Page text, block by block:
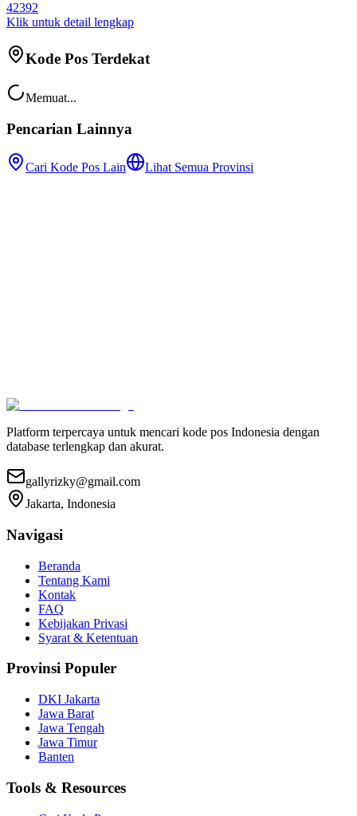
42392
Klik untuk detail lengkap
Kode Pos Terdekat
Memuat...
Pencarian Lainnya
Cari Kode Pos Lain Lihat Semua Provinsi
Platform terpercaya untuk mencari kode pos Indonesia dengan
database terlengkap dan akurat.
gallyrizky@gmail.com
Jakarta, Indonesia
Navigasi
Beranda
Tentang Kami
Kontak
FAQ
Kebijakan Privasi
Syarat & Ketentuan
Provinsi Populer
DKI Jakarta
Jawa Barat
Jawa Tengah
Jawa Timur
Banten
Tools & Resources